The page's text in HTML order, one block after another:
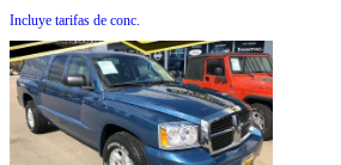
Incluye tarifas de conc.